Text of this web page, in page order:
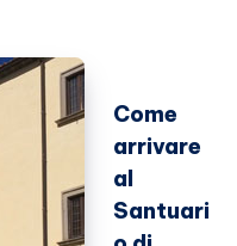
Come
arrivare
al
Santuari